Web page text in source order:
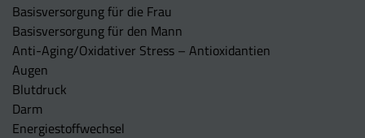
Basisversorgung für die Frau
Basisversorgung für den Mann
Anti-Aging/Oxidativer Stress – Antioxidantien
Augen
Blutdruck
Darm
Energiestoffwechsel